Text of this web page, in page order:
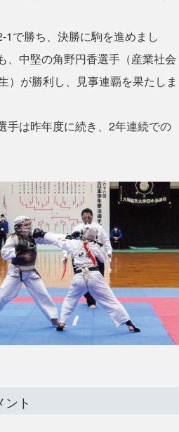
で勝ち、決勝に駒を進めまし
、中堅の角野円香選手（産業社会
）が勝利し、見事連覇を果たしま
手は昨年度に続き、2年連続での
ト